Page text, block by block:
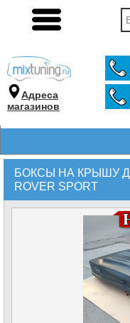
Адреса
магазинов
БОКСЫ НА КРЫШУ
ROVER SPORT